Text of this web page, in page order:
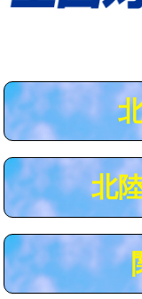
用（追加）/3ｍ超え)
給水管工事※（ラ
給水管工事※（ラ
管・ポリ管・HT管
マス交換（土の掘
マス交換（深さ50
北